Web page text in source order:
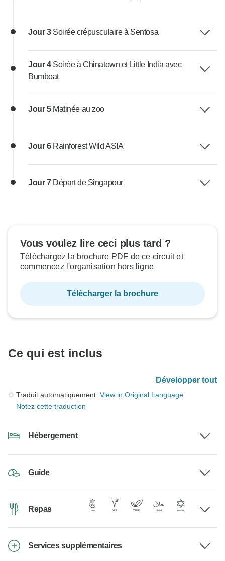
Jour 3 Soirée crépusculaire à Sentosa
Jour 4 Soirée à Chinatown et Little India avec
Bumboat
Jour 5 Matinée au zoo
Jour 6 Rainforest Wild ASIA
Jour 7 Départ de Singapour
Vous voulez lire ceci plus tard ?
Téléchargez la brochure PDF de ce circuit et
commencez l'organisation hors ligne
Télécharger la brochure
Ce qui est inclus
Développer tout
Traduit automatiquement. View in Original Language
Notez cette traduction
Hébergement
Guide
Repas
Services supplémentaires